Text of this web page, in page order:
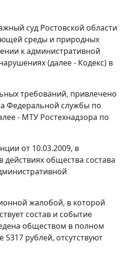
суд Ростовской области
среды и природных
к административной
(далее - Кодекс) в
требований, привлечено
Федеральной службы по
- МТУ Ростехнадзора по
от 10.03.2009, в
общества состава
жалобой, в которой
состав и событие
обществом в полном
рублей, отсутствуют